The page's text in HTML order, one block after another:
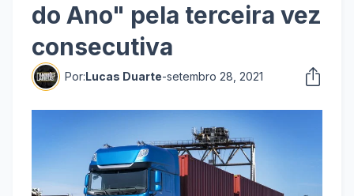
do Ano" pela terceira vez
consecutiva
Por:Lucas Duarte-setembro 28, 2021